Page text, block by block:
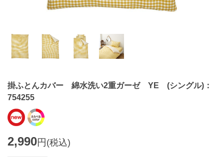
掛ふとんカバー 綿水洗い2重ガーゼ YE (シングル)：
754255
2,990円(税込)